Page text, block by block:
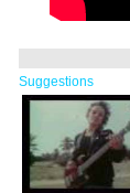
Suggestions